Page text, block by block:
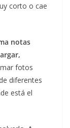
corto o cae
notas
fotos
diferentes
está el